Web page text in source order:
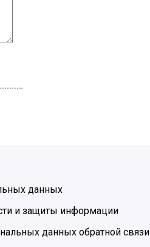
данных
и защиты информации
данных обратной связи